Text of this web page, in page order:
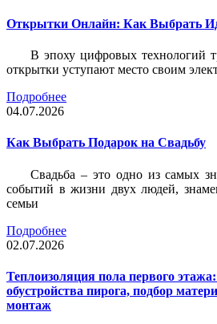
Открытки Онлайн: Как Выбрать
В эпоху цифровых технологий
открытки уступают место своим
Подробнее
04.07.2026
Как Выбрать Подарок на Свадьбу
Свадьба – это одно из самых
событий в жизни двух людей,
семьи
Подробнее
02.07.2026
Теплоизоляция пола первого
обустройства пирога, подбор
монтаж